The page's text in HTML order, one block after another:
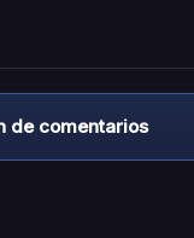
de comentarios